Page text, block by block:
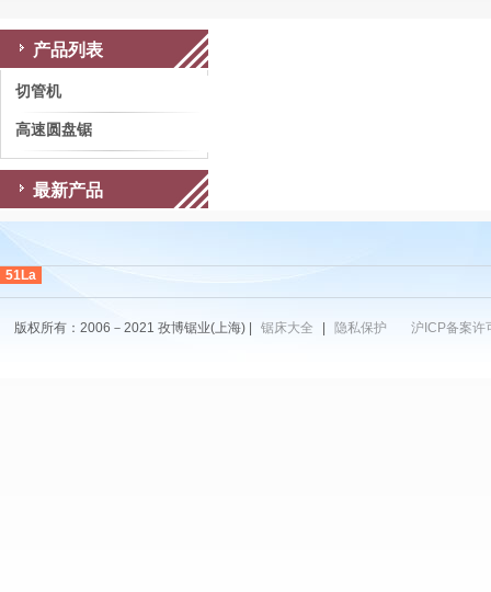
产品列表
切管机
高速圆盘锯
最新产品
51La
版权所有：2006－2021 孜博锯业(上海) | 锯床大全 隐私保护 沪ICP备案许